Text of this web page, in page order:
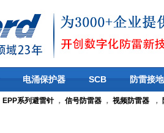
电涌保护器 SCB 防雷接地
EPP系列避雷针， 信号防雷器 ， 视频防雷器 ，